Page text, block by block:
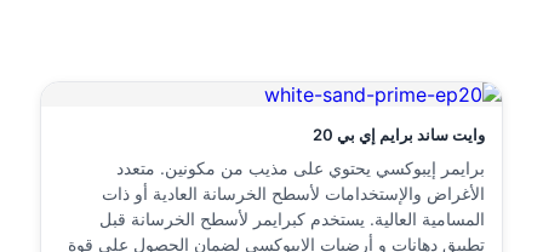
وايت ساند برايم إي بي 20
برايمر إيبوكسي يحتوي على مذيب من مكونين. متعدد
الأغراض والإستخدامات لأسطح الخرسانة العادية أو ذات
المسامية العالية. يستخدم كبرايمر لأسطح الخرسانة قبل
تطبيق دهانات و أرضيات الإيبوكسي لضمان الحصول علي قوة